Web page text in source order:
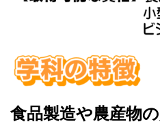
食品製造や農産物